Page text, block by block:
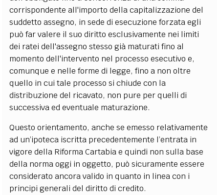
corrispondente all'importo della capitalizzazione del
suddetto assegno, in sede di esecuzione forzata egli
può far valere il suo diritto esclusivamente nei limiti
dei ratei dell'assegno stesso già maturati fino al
momento dell'intervento nel processo esecutivo e,
comunque e nelle forme di legge, fino a non oltre
quello in cui tale processo si chiude con la
distribuzione del ricavato, non pure per quelli di
successiva ed eventuale maturazione.
Questo orientamento, anche se emesso relativamente
ad un’ipoteca iscritta precedentemente l’entrata in
vigore della Riforma Cartabia e quindi non sulla base
della norma oggi in oggetto, può sicuramente essere
considerato ancora valido in quanto in linea con i
principi generali del diritto di credito.